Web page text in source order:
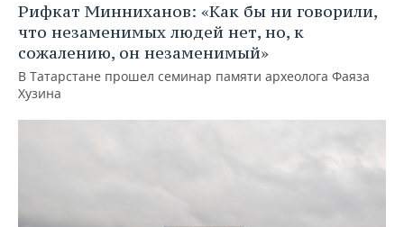
Рифкат Минниханов: «Как бы ни говорили,
что незаменимых людей нет, но, к
сожалению, он незаменимый»
В Татарстане прошел семинар памяти археолога Фаяза
Хузина